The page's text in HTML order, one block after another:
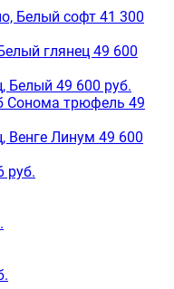
Белый софт 41 300
глянец 49 600
Белый 49 600 руб.
Сонома трюфель 49
Венге Линум 49 600
руб.